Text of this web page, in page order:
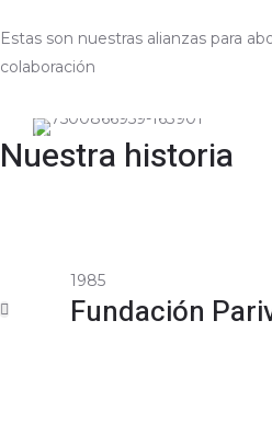
Estas son nuestras alianzas para
colaboración
Nuestra historia
1985
Fundación